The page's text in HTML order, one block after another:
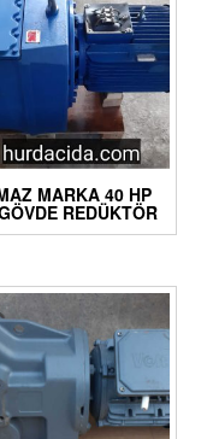
MARKA 40 HP
REDÜKTÖR